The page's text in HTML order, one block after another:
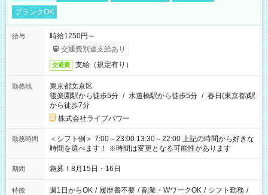
ブランクOK
給与
時給1250円～
交通費別途支給あり
交通費 支給（規定有り）
勤務地
東京都文京区
後楽園駅から徒歩5分 / 水道橋駅から徒歩5分 / 春日(東京都)駅
から徒歩7分
株式会社ライブパワー
勤務時間
＜シフト例＞ 7:00～23:00 13:30～22:00 上記の時間から好きな
時間を選べます！ ※時間は変更となる可能性があります
期間 急募！8月15日・16日
特徴 週1日からOK / 履歴書不要 / 副業・WワークOK / シフト勤務 /